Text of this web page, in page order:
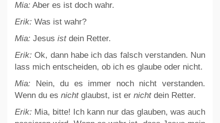
Mia: Aber es ist doch wahr.
Erik: Was ist wahr?
Mia: Jesus istdein Retter.
Erik: Ok, dann habe ich das falsch verstanden. Nun
lass mich entscheiden, ob ich es glaube oder nicht.
Mia: Nein, du es immer noch nicht verstanden.
Wenn du es nichtglaubst, ist er nicht dein Retter.
Erik: Mia, bitte! Ich kann nur das glauben, was auch